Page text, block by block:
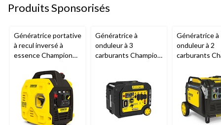
Produits Sponsorisés
Génératrice portative
à recul inversé à
essence Champion
850 W/2 500 W
Génératrice à
onduleur à 3
carburants Champion,
Génératrice à
onduleur à 2
carburants
W/8 500 W